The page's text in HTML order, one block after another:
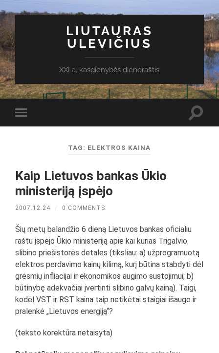
LIUTAURAS
ULEVIČIUS
XXI a. kasdienybės dienoraštis
Toggle
mobile
TAG: ELEKTROS KAINA
Kaip Lietuvos bankas Ūkio
ministeriją įspėjo
2007.12.24 / 0 COMMENTS
Šių metų balandžio 6 dieną Lietuvos bankas oficialiu
raštu įspėjo Ūkio ministeriją apie kai kurias Trigalvio
slibino priešistorės detales (tiksliau: a) užprogramuotą
elektros perdavimo kainų kilimą, kurį būtina stabdyti dėl
grėsmių infliacijai ir ekonomikos augimo sustojimui; b)
būtinybę adekvačiai įvertinti slibino galvų kainą). Taigi,
kodėl VST ir RST kaina taip netikėtai staigiai išaugo ir
pralenkė „Lietuvos energiją“?
(teksto korektūra netaisyta)